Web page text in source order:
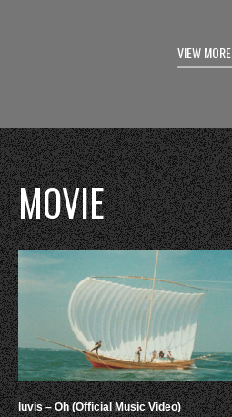
VIEW MORE
MOVIE
luvis – Oh (Official Music Video)